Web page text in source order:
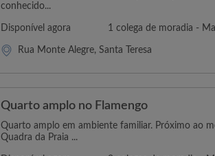
conhecido...
Disponível agora 1 colega de moradia -
Rua Monte Alegre, Santa Teresa
Quarto amplo no Flamengo
Quarto amplo em ambiente familiar. Próximo ao
Quadra da Praia ...